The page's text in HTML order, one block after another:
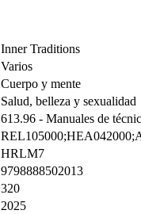
Inner Traditions
Varios
Cuerpo y mente
Salud, belleza y sexualidad
613.96 - Manuales de
HRLM7
9798888502013
320
2025